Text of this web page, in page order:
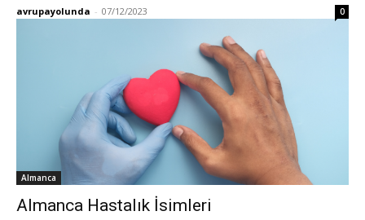
avrupayolunda - 07/12/2023 0
Almanca
Almanca Hastalık İsimleri